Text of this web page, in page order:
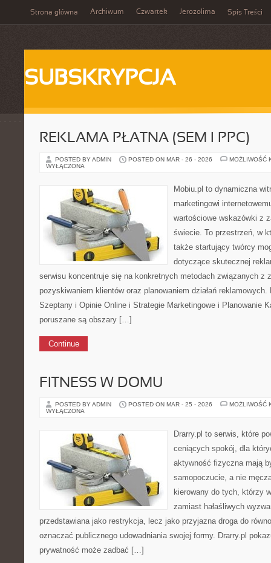
Strona główna Archiwum Czwartek Jerozolima Spis Treści
SUBSKRYPCJA
REKLAMA PŁATNA (SEM I PPC)
POSTED BY ADMIN POSTED ON MAR - 26 - 2026
MOŻLIWOŚĆ
WYŁĄCZONA
Mobiu.pl to dynamiczna
marketingowi
wartościowe wskazówki z
świecie. To przestrzeń, w
także startujący twórcy
dotyczące skutecznej
serwisu koncentruje się na konkretnych metodach związanych z
pozyskiwaniem klientów oraz planowaniem działań
Szeptany i Opinie Online i Strategie Marketingowe i Planowanie
poruszane są obszary […]
Continue
FITNESS W DOMU
POSTED BY ADMIN POSTED ON MAR - 25 - 2026
MOŻLIWOŚĆ
WYŁĄCZONA
Drarry.pl to serwis, które
ceniących spokój, dla
aktywność fizyczna mają
samopoczucie, a nie
kierowany do tych, którzy
zamiast hałaśliwych
przedstawiana jako restrykcja, lecz jako przyjazna droga do
oznaczać publicznego udowadniania swojej formy. Drarry.pl
prywatność może zadbać […]